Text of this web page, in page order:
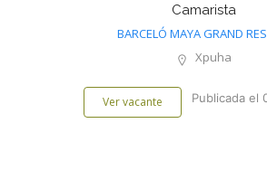
Camarista
BARCELÓ MAYA GRAND
Xpuha
Ver vacante Publicada el